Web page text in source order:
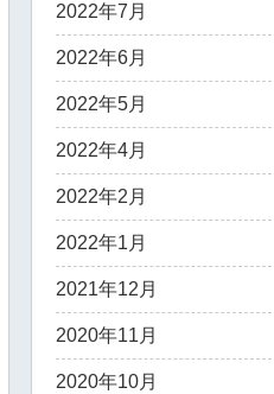
2022年7月
2022年6月
2022年5月
2022年4月
2022年2月
2022年1月
2021年12月
2020年11月
2020年10月